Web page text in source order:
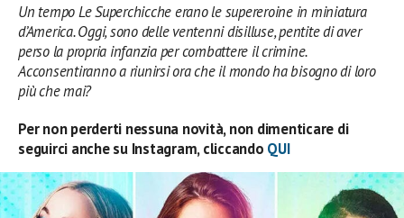
Un tempo Le Superchicche erano le supereroine in miniatura
d’America. Oggi, sono delle ventenni disilluse, pentite di aver
perso la propria infanzia per combattere il crimine.
Acconsentiranno a riunirsi ora che il mondo ha bisogno di loro
più che mai?
Per non perderti nessuna novità, non dimenticare di
seguirci anche su Instagram, cliccando QUI